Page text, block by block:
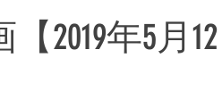
2019年5月12